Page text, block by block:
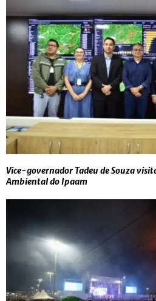
Vice-governador Tadeu de Souza
Ambiental do Ipaam